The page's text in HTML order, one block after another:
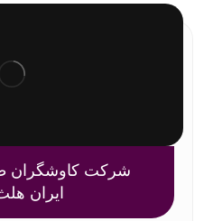
شرکت کاوشگران
ایران هلث